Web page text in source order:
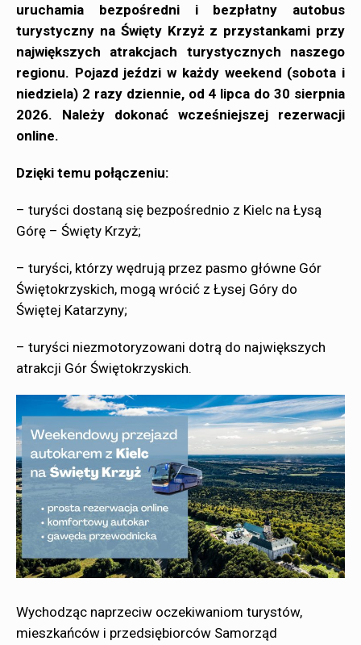
uruchamia bezpośredni i bezpłatny autobus
turystyczny na Święty Krzyż z przystankami przy
największych atrakcjach turystycznych naszego
regionu. Pojazd jeździ w każdy weekend (sobota i
niedziela) 2 razy dziennie, od 4 lipca do 30 sierpnia
2026. Należy dokonać wcześniejszej rezerwacji
online.
Dzięki temu połączeniu:
– turyści dostaną się bezpośrednio z Kielc na Łysą
Górę – Święty Krzyż;
– turyści, którzy wędrują przez pasmo główne Gór
Świętokrzyskich, mogą wrócić z Łysej Góry do
Świętej Katarzyny;
– turyści niezmotoryzowani dotrą do największych
atrakcji Gór Świętokrzyskich.
Wychodząc naprzeciw oczekiwaniom turystów,
mieszkańców i przedsiębiorców Samorząd